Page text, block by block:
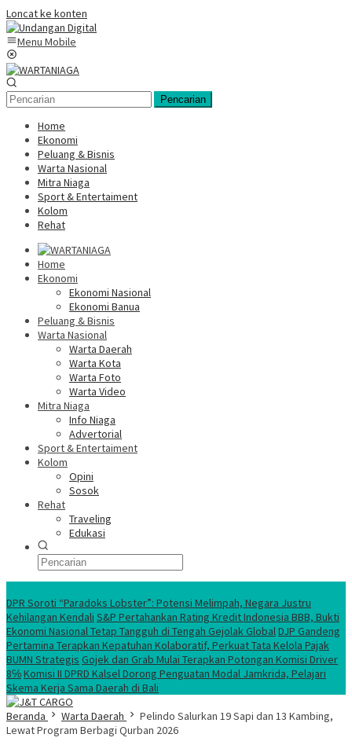
Loncat ke konten
Menu Mobile
Pencarian
Home
Ekonomi
Peluang & Bisnis
Warta Nasional
Mitra Niaga
Sport & Entertaiment
Kolom
Rehat
Home
Ekonomi
Ekonomi Nasional
Ekonomi Banua
Peluang & Bisnis
Warta Nasional
Warta Daerah
Warta Kota
Warta Foto
Warta Video
Mitra Niaga
Info Niaga
Advertorial
Sport & Entertaiment
Kolom
Opini
Sosok
Rehat
Traveling
Edukasi
DPR Soroti “Paradoks Lobster”: Potensi Melimpah, Negara Justru
Kehilangan Kendali S&P Pertahankan Rating Kredit Indonesia BBB, Bukti
Ekonomi Nasional Tetap Tangguh di Tengah Gejolak GlobalDJP Gandeng
Pertamina Terapkan Kepatuhan Kolaboratif, Perkuat Tata Kelola Pajak
BUMN Strategis Gojek dan Grab Mulai Terapkan Potongan Komisi Driver
8℅Komisi II DPRD Kalsel Dorong Penguatan Modal Jamkrida, Pelajari
Skema Kerja Sama Daerah di Bali
Beranda
Warta Daerah
Pelindo Salurkan 19 Sapi dan 13 Kambing,
Lewat Program Berbagi Qurban 2026